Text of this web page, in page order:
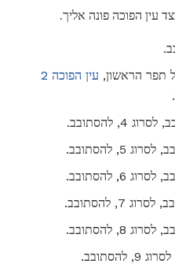
עין הפוכה פונה אליך.
תפר הראשון,
עין הפוכה 2